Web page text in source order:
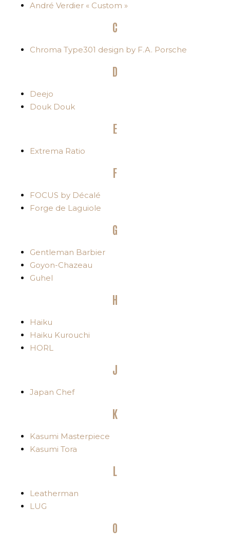
André Verdier « Custom »
C
Chroma Type301 design by F.A. Porsche
D
Deejo
Douk Douk
E
Extrema Ratio
F
FOCUS by Décalé
Forge de Laguiole
G
Gentleman Barbier
Goyon-Chazeau
Guhel
H
Haiku
Haiku Kurouchi
HORL
J
Japan Chef
K
Kasumi Masterpiece
Kasumi Tora
L
Leatherman
LUG
O